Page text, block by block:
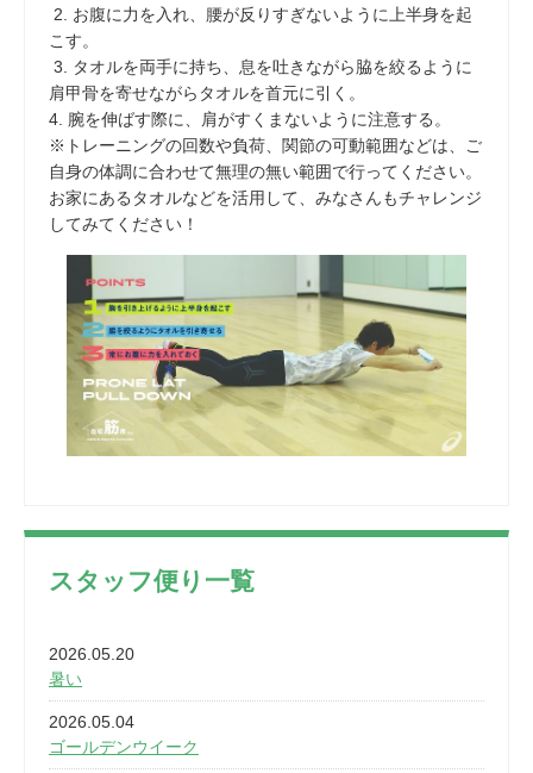
2. お腹に力を入れ、腰が反りすぎないように上半身を起
こす。
3. タオルを両手に持ち、息を吐きながら脇を絞るように
肩甲骨を寄せながらタオルを首元に引く。
4. 腕を伸ばす際に、肩がすくまないように注意する。
※トレーニングの回数や負荷、関節の可動範囲などは、ご
自身の体調に合わせて無理の無い範囲で行ってください。
お家にあるタオルなどを活用して、みなさんもチャレンジ
してみてください！
スタッフ便り一覧
2026.05.20
暑い
2026.05.04
ゴールデンウイーク